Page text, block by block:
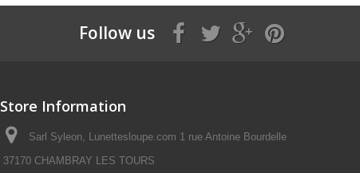
Follow us
Store Information
Sarl Syleon, Lunettesloupe.com 1 rue Antoine Bourdelle
37170 CHAMBRAY LES TOURS